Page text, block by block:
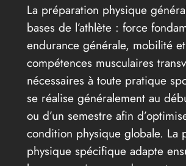
La préparation physique
bases de l’athlète : force
endurance générale, mobilité et
compétences musculaires
nécessaires à toute pratique
se réalise généralement au
ou d’un semestre afin
condition physique globale. La
physique spécifique adapte